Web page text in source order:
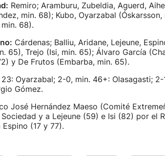
Remiro; Aramburu, Zubeldia, Aguerd,
min. 68); Kubo, Oyarzabal
68).
Cárdenas; Balliu, Aridane, Lejeune,
65), Trejo (Isi, min. 65); Álvaro García
y De Frutos (Embarba, min. 65).
23: Oyarzabal; 2-0, min. 46+: Olasagasti;
Gómez.
José Hernández Maeso (Comité
y a Lejeune (59) e Isi (82) por el
(17 y 77).